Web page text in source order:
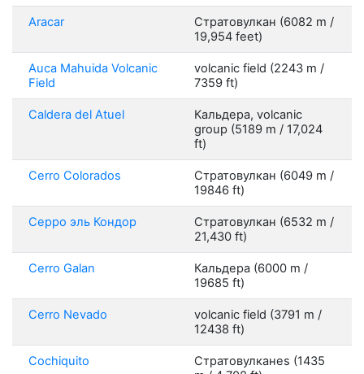
Aracar
Стратовулкан (6082 m /
19,954 feet)
Auca Mahuida Volcanic
Field
volcanic field (2243 m /
7359 ft)
Caldera del Atuel
Кальдера, volcanic
group (5189 m / 17,024
ft)
Cerro Colorados
Стратовулкан (6049 m /
19846 ft)
Серро эль Кондор
Стратовулкан (6532 m /
21,430 ft)
Cerro Galan
Кальдера (6000 m /
19685 ft)
Cerro Nevado
volcanic field (3791 m /
12438 ft)
Cochiquito
Стратовулканes (1435